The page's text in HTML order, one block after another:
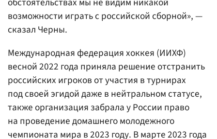
возможности играть с российской сборной», —
сказал Черны.
Международная федерация хоккея (ИИХФ)
весной 2022 года приняла решение отстранить
российских игроков от участия в турнирах
под своей эгидой даже в нейтральном статусе,
также организация забрала у России право
на проведение домашнего молодежного
чемпионата мира в 2023 году. В марте 2023 года